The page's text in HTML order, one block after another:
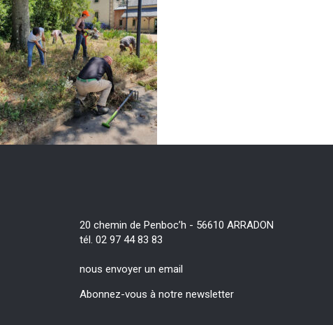
20 chemin de Penboc’h - 56610 ARRADON
tél. 02 97 44 83 83
nous envoyer un email
Abonnez-vous à notre newsletter